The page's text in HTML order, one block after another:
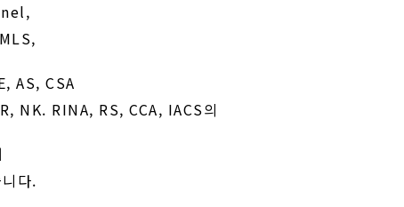
AS, CSA
NK. RINA, RS, CCA, IACS의
다.